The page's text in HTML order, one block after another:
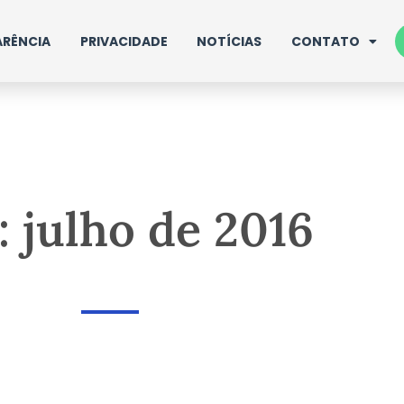
PRIVACIDADE NOTÍCIAS CONTATO
julho de 2016